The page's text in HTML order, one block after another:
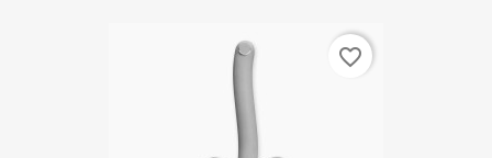
favorite_border